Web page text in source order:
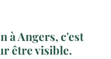
à Angers, c'est
être visible.